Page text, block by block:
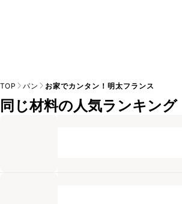
TOP パン お家でカンタン！明太フランス
同じ材料の人気ランキング